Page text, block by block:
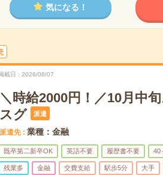
気になる！
載日 2026/08/07
＼時給2000円！／10月中
スグ
派遣
派遣先 業種：金融
既卒第二新卒OK 英語不要 履歴書不要 40
残業多 金融 交費支給 駅歩5分 大手